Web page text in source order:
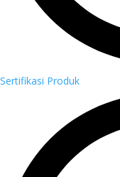
Sertifikasi Produk